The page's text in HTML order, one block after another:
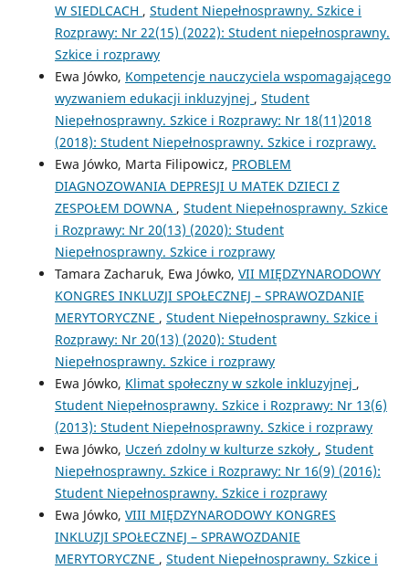
W SIEDLCACH , Student Niepełnosprawny. Szkice i
Rozprawy: Nr 22(15) (2022): Student niepełnosprawny.
Szkice i rozprawy
Ewa Jówko, Kompetencje nauczyciela wspomagającego
wyzwaniem edukacji inkluzyjnej , Student
Niepełnosprawny. Szkice i Rozprawy: Nr 18(11)2018
(2018): Student Niepełnosprawny. Szkice i rozprawy.
Ewa Jówko, Marta Filipowicz, PROBLEM
DIAGNOZOWANIA DEPRESJI U MATEK DZIECI Z
ZESPOŁEM DOWNA , Student Niepełnosprawny. Szkice
i Rozprawy: Nr 20(13) (2020): Student
Niepełnosprawny. Szkice i rozprawy
Tamara Zacharuk, Ewa Jówko, VII MIĘDZYNARODOWY
KONGRES INKLUZJI SPOŁECZNEJ – SPRAWOZDANIE
MERYTORYCZNE , Student Niepełnosprawny. Szkice i
Rozprawy: Nr 20(13) (2020): Student
Niepełnosprawny. Szkice i rozprawy
Ewa Jówko, Klimat społeczny w szkole inkluzyjnej ,
Student Niepełnosprawny. Szkice i Rozprawy: Nr 13(6)
(2013): Student Niepełnosprawny. Szkice i rozprawy
Ewa Jówko, Uczeń zdolny w kulturze szkoły , Student
Niepełnosprawny. Szkice i Rozprawy: Nr 16(9) (2016):
Student Niepełnosprawny. Szkice i rozprawy
Ewa Jówko, VIII MIĘDZYNARODOWY KONGRES
INKLUZJI SPOŁECZNEJ – SPRAWOZDANIE
MERYTORYCZNE , Student Niepełnosprawny. Szkice i